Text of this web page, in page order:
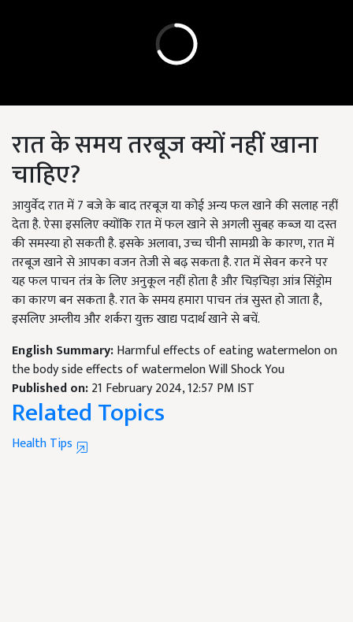
रात के समय तरबूज क्यों नहीं खाना
चाहिए?
आयुर्वेद रात में 7 बजे के बाद तरबूज या कोई अन्य फल खाने की सलाह नहीं
देता है. ऐसा इसलिए क्योंकि रात में फल खाने से अगली सुबह कब्ज या दस्त
की समस्या हो सकती है. इसके अलावा, उच्च चीनी सामग्री के कारण, रात में
तरबूज खाने से आपका वजन तेजी से बढ़ सकता है. रात में सेवन करने पर
यह फल पाचन तंत्र के लिए अनुकूल नहीं होता है और चिड़चिड़ा आंत्र सिंड्रोम
का कारण बन सकता है. रात के समय हमारा पाचन तंत्र सुस्त हो जाता है,
इसलिए अम्लीय और शर्करा युक्त खाद्य पदार्थ खाने से बचें.
English Summary:Harmful effects of eating watermelon on
the body side effects of watermelon Will Shock You
Published on:21 February 2024, 12:57 PM IST
Related Topics
Health Tips